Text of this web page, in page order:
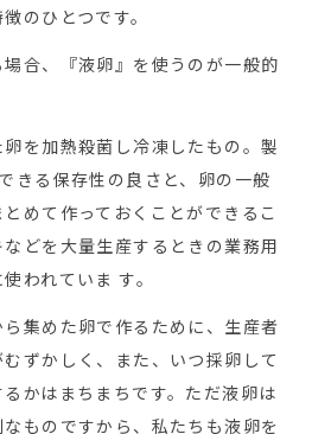
のひとつです。
合、『液卵』を使うのが一般的
を加熱殺菌し冷凍したもの。製
きる保存性の良さと、卵の一般
めて作っておくことができるこ
どを大量生産するときの業務用
われていま す。
集めた卵で作るために、生産者
ずかしく、また、いつ採卵して
かはまちまちです。ただ液卵は
ものですから、私たちも液卵を